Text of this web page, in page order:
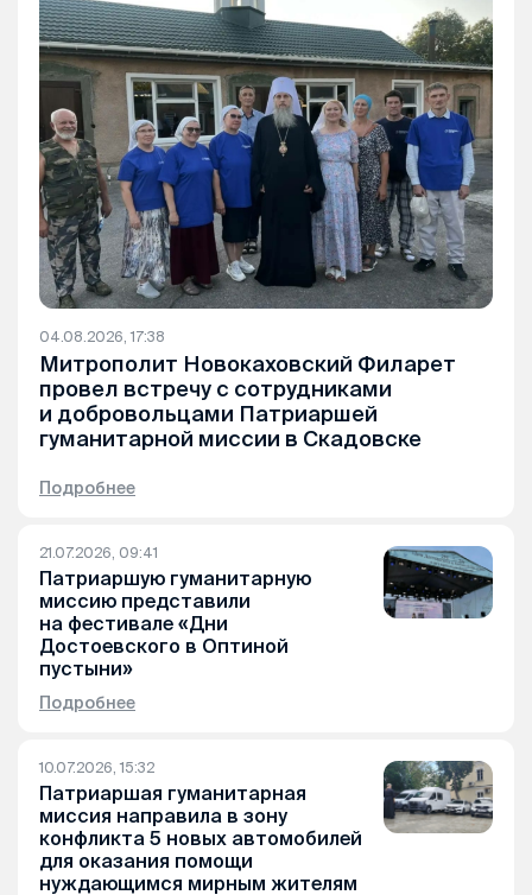
04.08.2026, 17:38
Митрополит Новокаховский Филарет
провел встречу с сотрудниками
и добровольцами Патриаршей
гуманитарной миссии в Скадовске
Подробнее
21.07.2026, 09:41
Патриаршую гуманитарную
миссию представили
на фестивале «Дни
Достоевского в Оптиной
пустыни»
Подробнее
10.07.2026, 15:32
Патриаршая гуманитарная
миссия направила в зону
конфликта 5 новых автомобилей
для оказания помощи
нуждающимся мирным жителям